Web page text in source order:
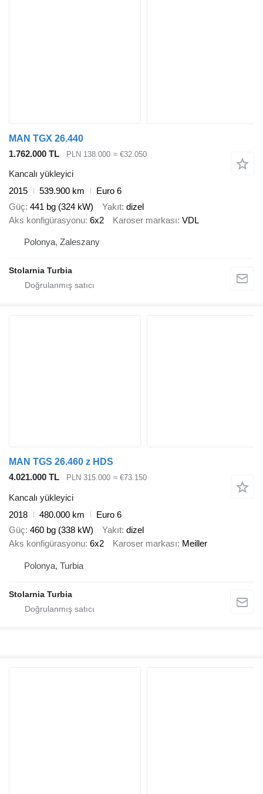
MAN TGX 26.440
1.762.000 TL
PLN 138.000 ≈ €32.050
Kancalı yükleyici
2015
539.900 km
Euro 6
Güç 441 bg (324 kW) Yakıt dizel
Aks konfigürasyonu 6x2 Karoser markası VDL
Polonya, Zaleszany
Stolarnia Turbia
MAN TGS 26.460 z HDS
4.021.000 TL
PLN 315.000 ≈ €73.150
Kancalı yükleyici
2018
480.000 km
Euro 6
Güç 460 bg (338 kW) Yakıt dizel
Aks konfigürasyonu 6x2 Karoser markası Meiller
Polonya, Turbia
Stolarnia Turbia